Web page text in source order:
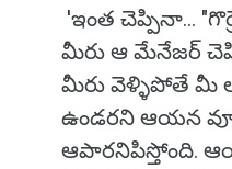
'ఇంత చెప్పినా...
మీరు ఆ మేనేజర్
మీరు వెళ్ళిపోతే మీ
ఉండరని ఆయన
ఆపారనిపిస్తోంది.